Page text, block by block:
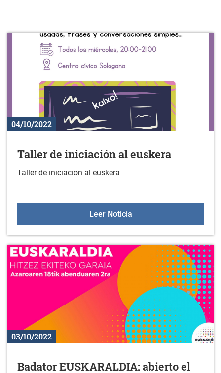
04/10/2022
Taller de iniciación al euskera
Taller de iniciación al euskera
Leer NoticiaTaller de iniciación al
03/10/2022
Badator EUSKARALDIA: abierto el